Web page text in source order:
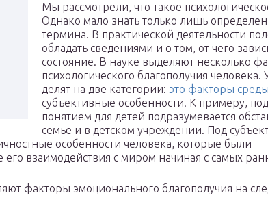
Мы рассмотрели, что такое
Однако мало знать только лишь
термина. В практической деятельности
обладать сведениями и о том, от чего
состояние. В науке выделяют несколько
психологического благополучия человека.
делят на две категории: это факторы среды
субъективные особенности. К примеру,
понятием для детей подразумевается
семье и в детском учреждении. Под
особенности человека, которые были
взаимодействия с миром начиная с самых
факторы эмоционального благополучия на